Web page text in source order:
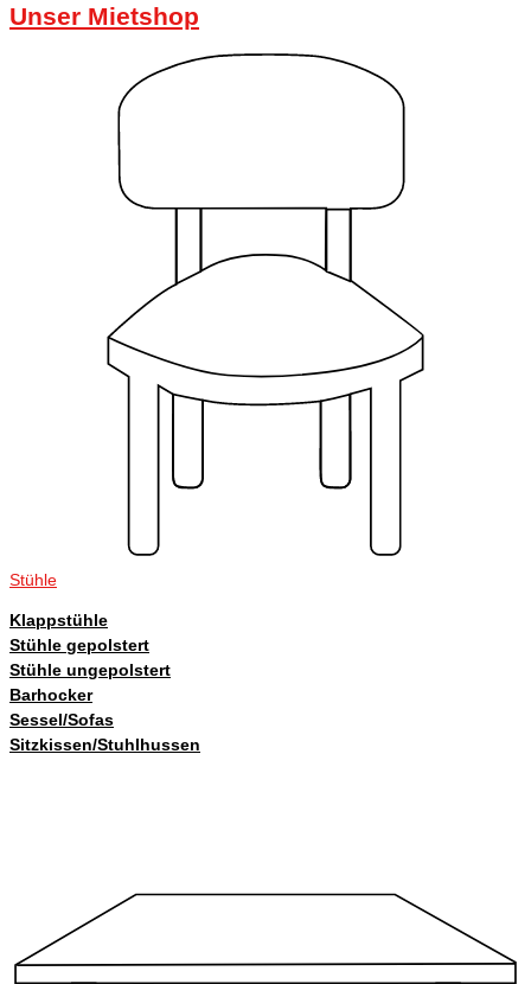
Unser Mietshop
Stühle
Klappstühle
Stühle gepolstert
Stühle ungepolstert
Barhocker
Sessel/Sofas
Sitzkissen/Stuhlhussen